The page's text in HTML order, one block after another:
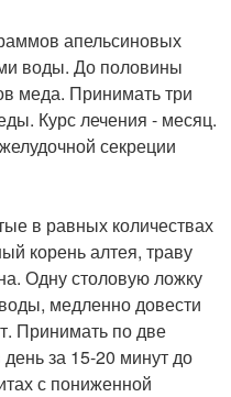
апельсиновых
воды. До половины
меда. Принимать три
Курс лечения - месяц.
секреции
в равных количествах
корень алтея, траву
Одну столовую ложку
медленно довести
Принимать по две
за 15-20 минут до
с пониженной